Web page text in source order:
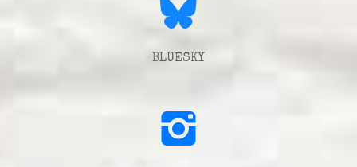
BLUESKY